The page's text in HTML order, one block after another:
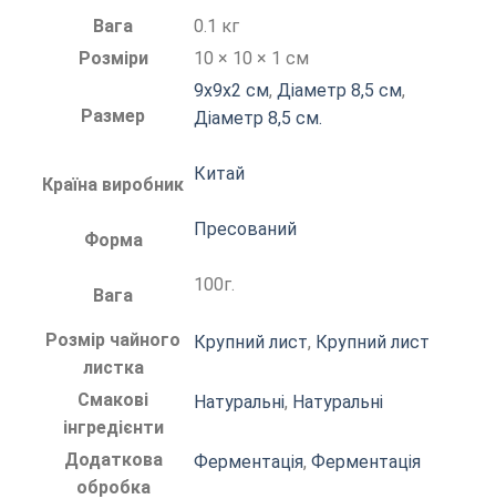
Вага
0.1 кг
Розміри
10 × 10 × 1 см
Размер
9х9х2 см, Діаметр 8,5 см,
Діаметр 8,5 см.
Країна виробник
Китай
Форма
Пресований
Вага
100г.
Розмір чайного
листка
Крупний лист, Крупний лист
Смакові
інгредієнти
Натуральні, Натуральні
Додаткова
обробка
Ферментація, Ферментація